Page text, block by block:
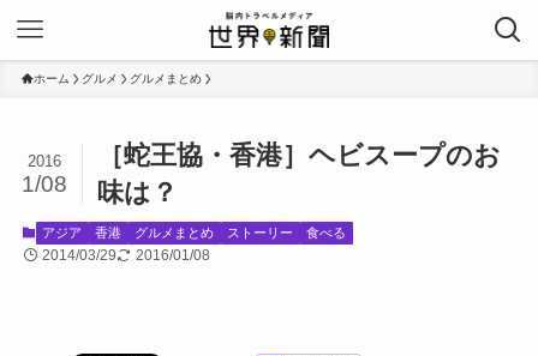
ホーム グルメ グルメまとめ
［蛇王協・香港］ヘビスープのお
味は？
2016
1/08
アジア 香港 グルメまとめ ストーリー 食べる
2014/03/29 2016/01/08